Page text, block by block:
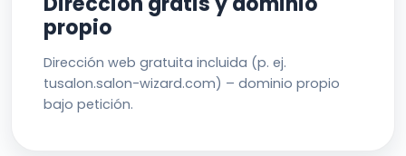
propio
Dirección web gratuita incluida (p. ej.
tusalon.salon-wizard.com) – dominio propio
bajo petición.